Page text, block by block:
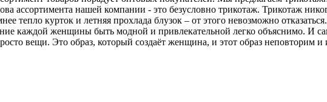
ассортимента нашей компании - это безусловно трикотаж. Трикотаж
тепло курток и летняя прохлада блузок – от этого невозможно
каждой женщины быть модной и привлекательной легко объяснимо. И
вещи. Это образ, который создаёт женщина, и этот образ